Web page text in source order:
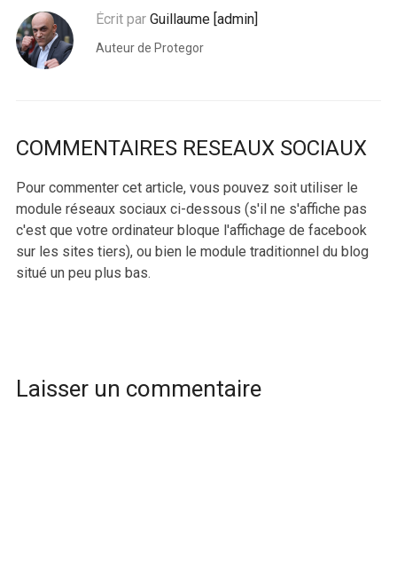
Écrit par Guillaume [admin]
Auteur de Protegor
COMMENTAIRES RESEAUX SOCIAUX
Pour commenter cet article, vous pouvez soit utiliser le
module réseaux sociaux ci-dessous (s'il ne s'affiche pas
c'est que votre ordinateur bloque l'affichage de facebook
sur les sites tiers), ou bien le module traditionnel du blog
situé un peu plus bas.
Laisser un commentaire